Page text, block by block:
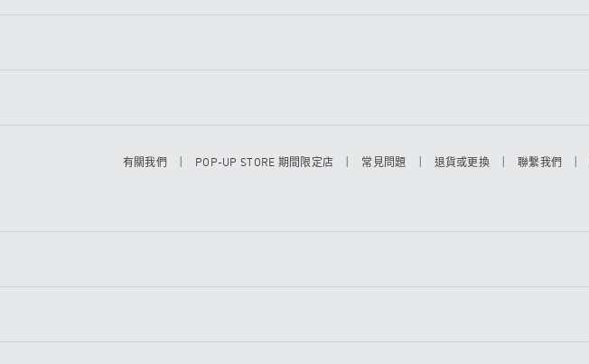
有關我們 POP-UP STORE 期間限定店 常見問題 退貨或更換 聯繫我們